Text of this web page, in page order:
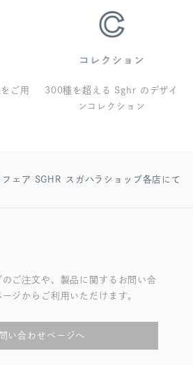
ご用
300種を超える Sghr のデザイ
ンコレクション
フェア SGHR スガハラショップ各店にて開
ご注文や、製品に関するお問い合
ジからご利用いただけます。
い合わせページへ